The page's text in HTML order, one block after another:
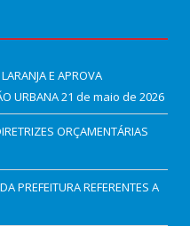
E APROVA
URBANA21 de maio de 2026
ORÇAMENTÁRIAS
PREFEITURA REFERENTES A